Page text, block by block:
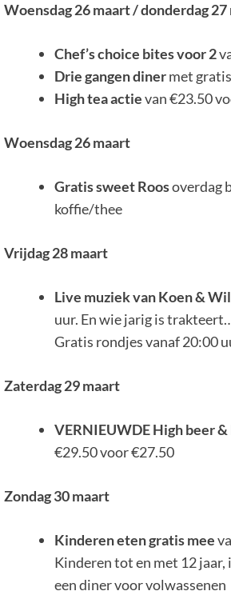
Woensdag 26 maart / donderdag
Chef’s choice bites voor 2
Drie gangen dinermet
High tea actievan €23.50
Woensdag 26 maart
Gratis sweet Roosoverdag
koffie/thee
Vrijdag 28 maart
Live muziek van Koen &
uur. En wie jarig is
Gratis rondjes vanaf 20:00
Zaterdag 29 maart
VERNIEUWDE High beer
€29.50 voor €27.50
Zondag 30 maart
Kinderen eten gratis mee
Kinderen tot en met 12
een diner voor volwassenen